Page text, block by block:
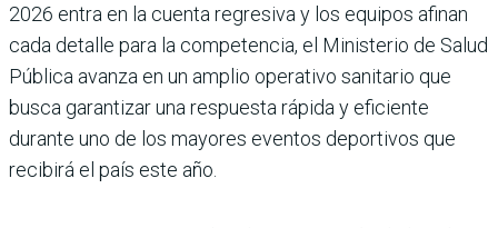
2026 entra en la cuenta regresiva y los equipos afi­nan
cada detalle para la competencia, el Ministerio de Salud
Pública avanza en un amplio operativo sani­tario que
busca garantizar una respuesta rápida y efi­ciente
durante uno de los mayores eventos deportivos que
recibirá el país este año.